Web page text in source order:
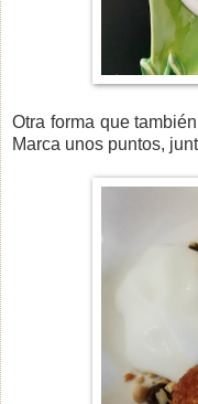
Otra forma que
Marca unos puntos,